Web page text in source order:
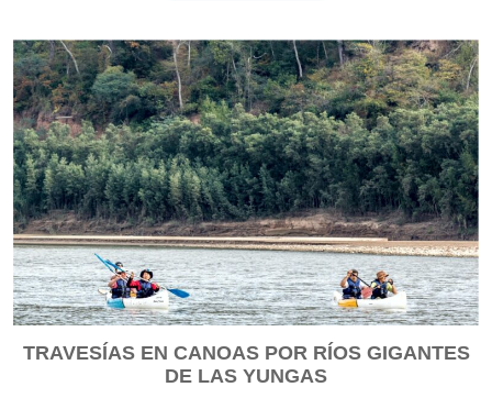
TRAVESÍAS EN CANOAS POR RÍOS GIGANTES
DE LAS YUNGAS